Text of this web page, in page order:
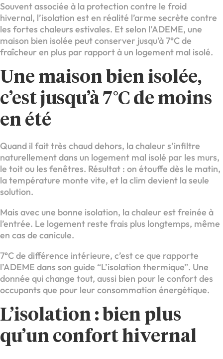
Souvent associée à la protection contre le froid
hivernal, l’isolation est en réalité l’arme secrète contre
les fortes chaleurs estivales. Et selon l’ADEME, une
maison bien isolée peut conserver jusqu’à 7°C de
fraîcheur en plus par rapport à un logement mal isolé.
Une maison bien isolée,
c’est jusqu’à 7°C de moins
en été
Quand il fait très chaud dehors, la chaleur s’infiltre
naturellement dans un logement mal isolé par les murs,
le toit ou les fenêtres. Résultat : on étouffe dès le matin,
la température monte vite, et la clim devient la seule
solution.
Mais avec une bonne isolation, la chaleur est freinée à
l’entrée. Le logement reste frais plus longtemps, même
en cas de canicule.
7°C de différence intérieure, c’est ce que rapporte
l’ADEME dans son guide “L’isolation thermique”. Une
donnée qui change tout, aussi bien pour le confort des
occupants que pour leur consommation énergétique.
L’isolation : bien plus
qu’un confort hivernal